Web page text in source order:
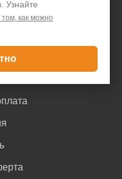
Узнайте
том, как можно